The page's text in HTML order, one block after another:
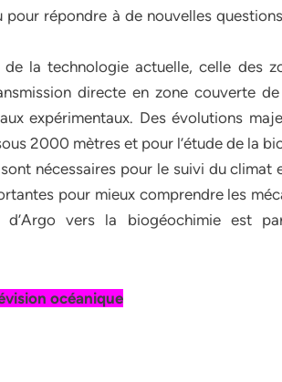
répondre à de nouvelles
la technologie actuelle, celle des
directe en zone couverte
expérimentaux. Des évolutions
2000 mètres et pour l’étude de la
nécessaires pour le suivi du climat
pour mieux comprendre les
vers la biogéochimie est
océanique